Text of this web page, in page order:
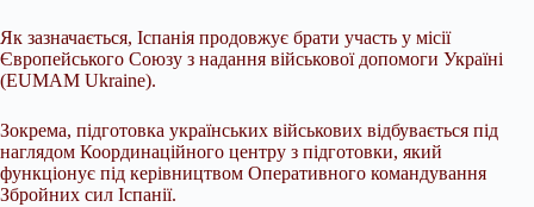
Як зазначається, Іспанія продовжує брати участь у місії
Європейського Союзу з надання військової допомоги Україні
(EUMAM Ukraine).
Зокрема, підготовка українських військових відбувається під
наглядом Координаційного центру з підготовки, який
функціонує під керівництвом Оперативного командування
Збройних сил Іспанії.